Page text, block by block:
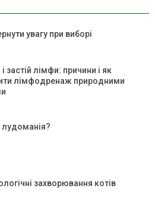
увагу при виборі
застій лімфи: причини і як
лімфодренаж природними
захворювання котів